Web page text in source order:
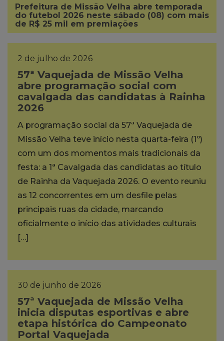
Prefeitura de Missão Velha abre temporada
do futebol 2026 neste sábado (08) com mais
de R$ 25 mil em premiações
2 de julho de 2026
57ª Vaquejada de Missão Velha
abre programação social com
cavalgada das candidatas à Rainha
2026
A programação social da 57ª Vaquejada de
Missão Velha teve início nesta quarta-feira (1º)
com um dos momentos mais tradicionais da
festa: a 1ª Cavalgada das candidatas ao título
de Rainha da Vaquejada 2026. O evento reuniu
as 12 concorrentes em um desfile pelas
principais ruas da cidade, marcando
oficialmente o início das atividades culturais
[…]
30 de junho de 2026
57ª Vaquejada de Missão Velha
inicia disputas esportivas e abre
etapa histórica do Campeonato
Portal Vaquejada